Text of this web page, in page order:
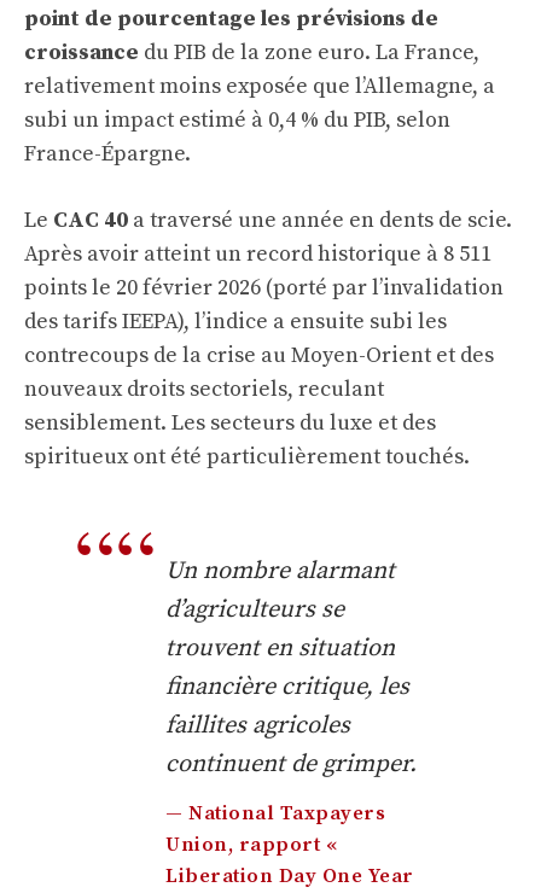
point de pourcentage les prévisions de
croissance du PIB de la zone euro. La France,
relativement moins exposée que l’Allemagne, a
subi un impact estimé à 0,4 % du PIB, selon
France-Épargne.
Le CAC 40 a traversé une année en dents de scie.
Après avoir atteint un record historique à 8 511
points le 20 février 2026 (porté par l’invalidation
des tarifs IEEPA), l’indice a ensuite subi les
contrecoups de la crise au Moyen-Orient et des
nouveaux droits sectoriels, reculant
sensiblement. Les secteurs du luxe et des
spiritueux ont été particulièrement touchés.
Un nombre alarmant
d’agriculteurs se
trouvent en situation
financière critique, les
faillites agricoles
continuent de grimper.
— National Taxpayers
Union, rapport «
Liberation Day One Year